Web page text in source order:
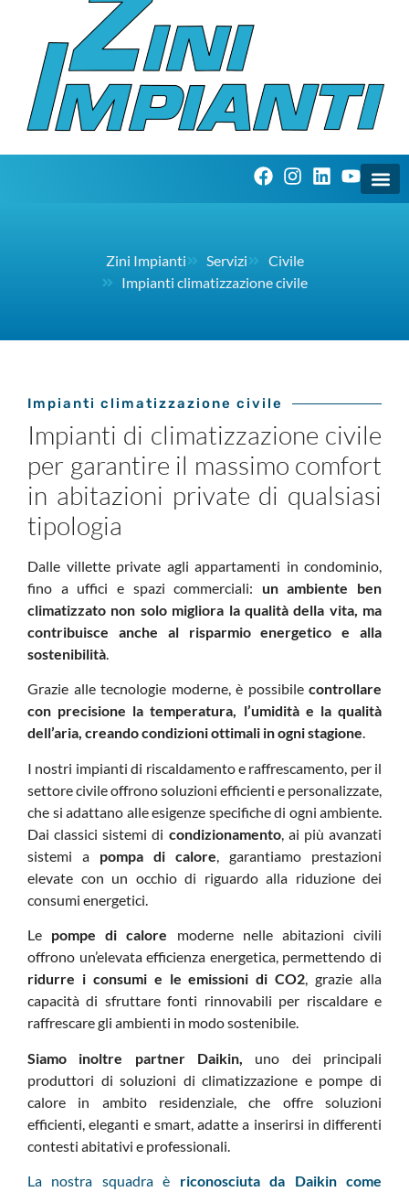
Zini Impianti Servizi
Civile
Impianti climatizzazione civile
Impianti climatizzazione civile
Impianti di climatizzazione civile
per garantire il massimo comfort
in abitazioni private di qualsiasi
tipologia
Dalle villette private agli appartamenti in condominio,
fino a uffici e spazi commerciali: un ambiente ben
climatizzato non solo migliora la qualità della vita, ma
contribuisce anche al risparmio energetico e alla
sostenibilità.
Grazie alle tecnologie moderne, è possibile controllare
con precisione la temperatura, l’umidità e la qualità
dell’aria, creando condizioni ottimali in ogni stagione.
I nostri impianti di riscaldamento e raffrescamento, per il
settore civile offrono soluzioni efficienti e personalizzate,
che si adattano alle esigenze specifiche di ogni ambiente.
Dai classici sistemi di condizionamento, ai più avanzati
sistemi a pompa di calore , garantiamo prestazioni
elevate con un occhio di riguardo alla riduzione dei
consumi energetici.
Le pompe di calore moderne nelle abitazioni civili
offrono un’elevata efficienza energetica, permettendo di
ridurre i consumi e le emissioni di CO2, grazie alla
capacità di sfruttare fonti rinnovabili per riscaldare e
raffrescare gli ambienti in modo sostenibile.
Siamo inoltre partner Daikin,
uno dei principali
produttori di soluzioni di climatizzazione e pompe di
calore in ambito residenziale, che offre soluzioni
efficienti, eleganti e smart, adatte a inserirsi in differenti
contesti abitativi e professionali.
La nostra squadra è riconosciuta da Daikin come